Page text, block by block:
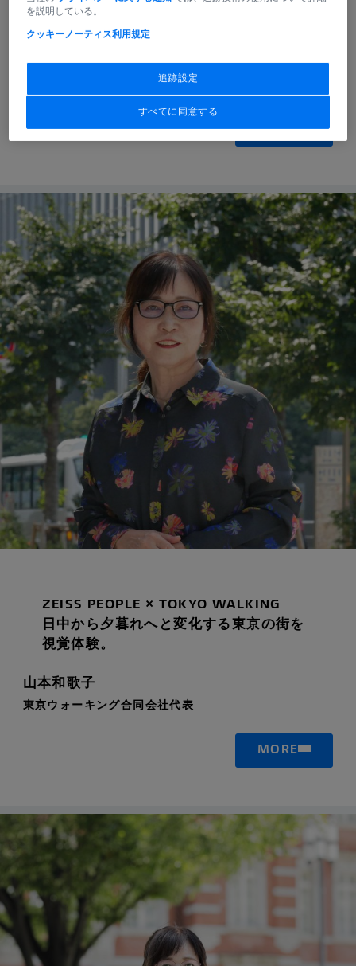
体験を写し、記憶を創る。
貴田祐斗
映像ディレクター/フォトグラファー
MORE
ZEISS PEOPLE × TOKYO WALKING
日中から夕暮れへと変化する東京の街を
視覚体験。
山本和歌子
東京ウォーキング合同会社代表
MORE
を説明している。
クッキーノーティス利用規定
追跡設定
すべてに同意する